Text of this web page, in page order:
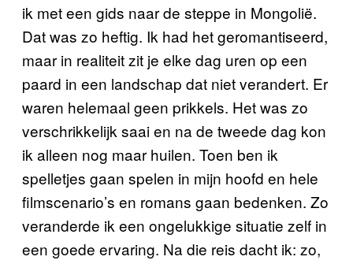
ik met een gids naar de steppe in Mongolië.
Dat was zo heftig. Ik had het geromantiseerd,
maar in realiteit zit je elke dag uren op een
paard in een landschap dat niet verandert. Er
waren helemaal geen prikkels. Het was zo
verschrikkelijk saai en na de tweede dag kon
ik alleen nog maar huilen. Toen ben ik
spelletjes gaan spelen in mijn hoofd en hele
filmscenario’s en romans gaan bedenken. Zo
veranderde ik een ongelukkige situatie zelf in
een goede ervaring. Na die reis dacht ik: zo,